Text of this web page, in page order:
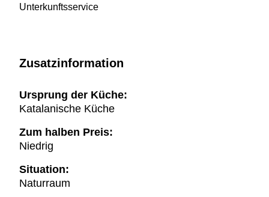
Unterkunftsservice
Zusatzinformation
Ursprung der Küche:
Katalanische Küche
Zum halben Preis:
Niedrig
Situation:
Naturraum